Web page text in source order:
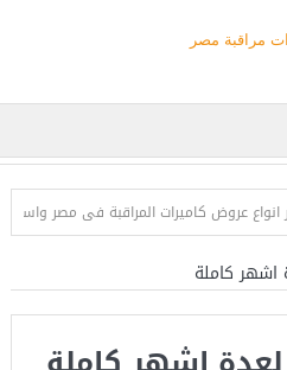
عروض كاميرات المراقبة فى مصر واسكندرية
اشهر كاملة